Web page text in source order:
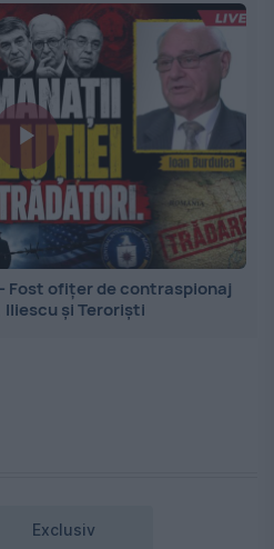
Fost ofițer de contraspionaj
Iliescu și Teroriști
Exclusiv